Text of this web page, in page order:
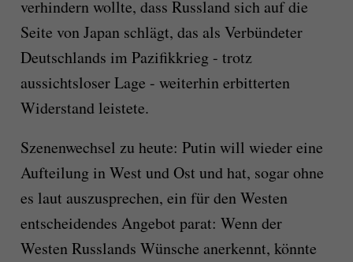
verhindern wollte, dass Russland sich auf die
Seite von Japan schlägt, das als Verbündeter
Deutschlands im Pazifikkrieg - trotz
aussichtsloser Lage - weiterhin erbitterten
Widerstand leistete.
Szenenwechsel zu heute: Putin will wieder eine
Aufteilung in West und Ost und hat, sogar ohne
es laut auszusprechen, ein für den Westen
entscheidendes Angebot parat: Wenn der
Westen Russlands Wünsche anerkennt, könnte